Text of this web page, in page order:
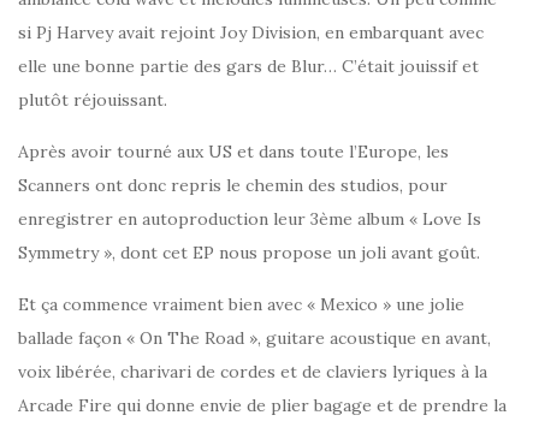
si Pj Harvey avait rejoint Joy Division, en embarquant avec
elle une bonne partie des gars de Blur… C’était jouissif et
plutôt réjouissant.
Après avoir tourné aux US et dans toute l’Europe, les
Scanners ont donc repris le chemin des studios, pour
enregistrer en autoproduction leur 3ème album « Love Is
Symmetry », dont cet EP nous propose un joli avant goût.
Et ça commence vraiment bien avec « Mexico » une jolie
ballade façon « On The Road », guitare acoustique en avant,
voix libérée, charivari de cordes et de claviers lyriques à la
Arcade Fire qui donne envie de plier bagage et de prendre la